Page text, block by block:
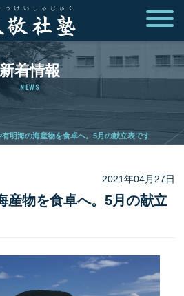
新着情報
NEWS
有明海の海産物を食卓へ。5月の献立表です
2021年04月27日
産物を食卓へ。5月の献立